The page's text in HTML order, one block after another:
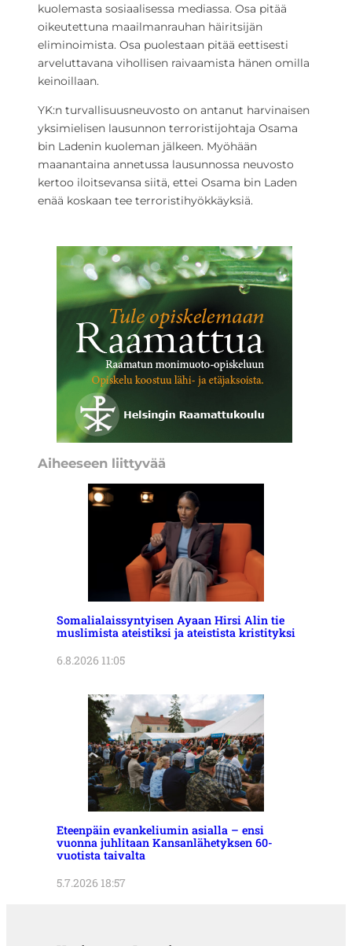
kuolemasta sosiaalisessa mediassa. Osa pitää
oikeutettuna maailmanrauhan häiritsijän
eliminoimista. Osa puolestaan pitää eettisesti
arveluttavana vihollisen raivaamista hänen omilla
keinoillaan.
YK:n turvallisuusneuvosto on antanut harvinaisen
yksimielisen lausunnon terroristijohtaja Osama
bin Ladenin kuoleman jälkeen. Myöhään
maanantaina annetussa lausunnossa neuvosto
kertoo iloitsevansa siitä, ettei Osama bin Laden
enää koskaan tee terroristihyökkäyksiä.
Aiheeseen liittyvää
Somalialaissyntyisen Ayaan Hirsi Alin tie
muslimista ateistiksi ja ateistista kristityksi
6.8.2026 11:05
Eteenpäin evankeliumin asialla – ensi
vuonna juhlitaan Kansanlähetyksen 60-
vuotista taivalta
5.7.2026 18:57